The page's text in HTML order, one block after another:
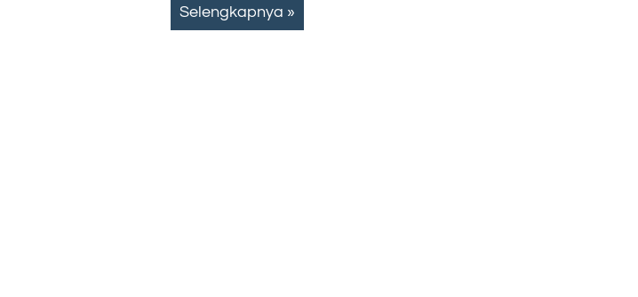
Selengkapnya »